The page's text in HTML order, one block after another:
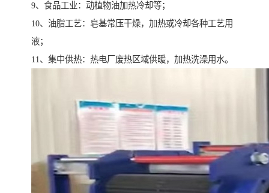
9、食品工业：动植物油加热冷却等；
10、油脂工艺：皂基常压干燥，加热或冷却各种工艺用
液；
11、集中供热：热电厂废热区域供暖，加热洗澡用水。